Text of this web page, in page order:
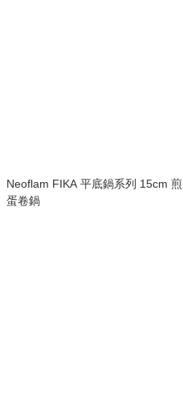
Neoflam FIKA 平底鍋系列 15cm 煎
蛋卷鍋